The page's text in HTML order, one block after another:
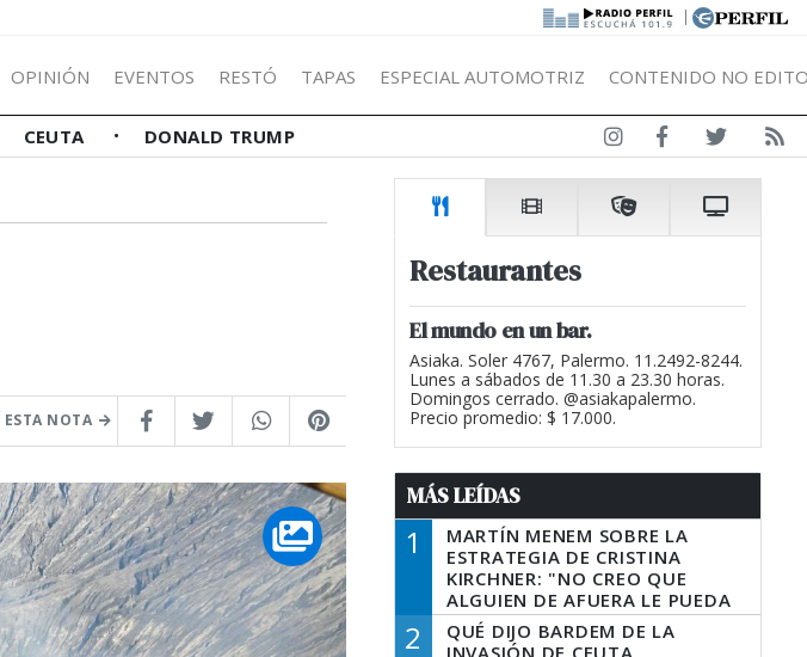
|
OPINIÓN EVENTOS RESTÓ TAPAS ESPECIAL AUTOMOTRIZ CONTENIDO NO
CEUTA DONALD TRUMP
NOTA
Restaurantes
El mundo en un bar.
Asiaka. Soler 4767, Palermo. 11.2492-8244.
Lunes a sábados de 11.30 a 23.30 horas.
Domingos cerrado. @asiakapalermo.
Precio promedio: $ 17.000.
MÁS LEÍDAS
1
MARTÍN MENEM SOBRE LA
ESTRATEGIA DE CRISTINA
KIRCHNER: "NO CREO QUE
ALGUIEN DE AFUERA LE PUEDA
DECIR A LA JUSTICIA LO QUE
TIENE QUE HACER"
2
QUÉ DIJO BARDEM DE LA
INVASIÓN DE CEUTA